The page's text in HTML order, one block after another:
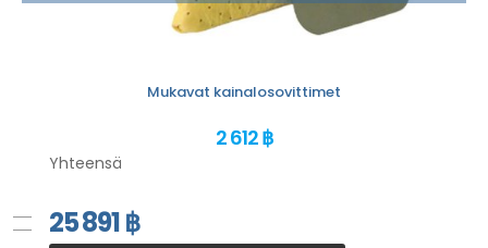
Mukavat kainalosovittimet
2 612 ฿
Yhteensä
25 891฿